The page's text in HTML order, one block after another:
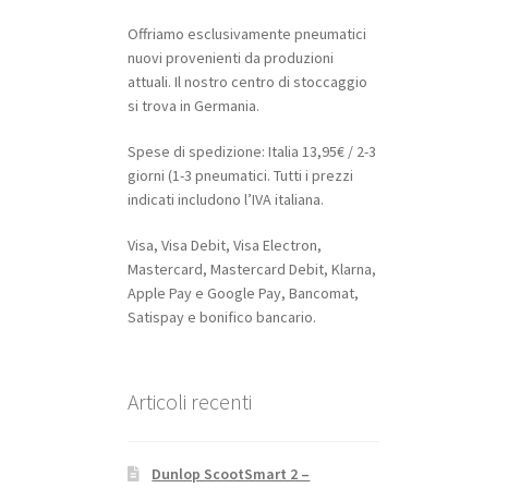
Offriamo esclusivamente pneumatici
nuovi provenienti da produzioni
attuali. Il nostro centro di stoccaggio
si trova in Germania.
Spese di spedizione: Italia 13,95€ / 2-3
giorni (1-3 pneumatici. Tutti i prezzi
indicati includono l’IVA italiana.
Visa, Visa Debit, Visa Electron,
Mastercard, Mastercard Debit, Klarna,
Apple Pay e Google Pay, Bancomat,
Satispay e bonifico bancario.
Articoli recenti
Dunlop ScootSmart 2 –